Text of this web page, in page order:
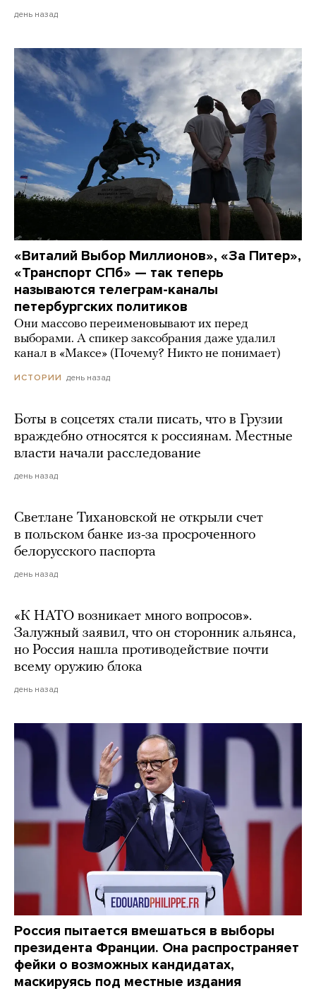
день назад
«Виталий Выбор Миллионов», «За Питер»,
«Транспорт СПб» — так теперь
называются телеграм-каналы
петербургских политиков
Они массово переименовывают их перед
выборами. А спикер заксобрания даже удалил
канал в «Максе» (Почему? Никто не понимает)
ИСТОРИИ день назад
Боты в соцсетях стали писать, что в Грузии
враждебно относятся к россиянам. Местные
власти начали расследование
день назад
Светлане Тихановской не открыли счет
в польском банке из-за просроченного
белорусского паспорта
день назад
«К НАТО возникает много вопросов».
Залужный заявил, что он сторонник альянса,
но Россия нашла противодействие почти
всему оружию блока
день назад
Россия пытается вмешаться в выборы
президента Франции. Она распространяет
фейки о возможных кандидатах,
маскируясь под местные издания